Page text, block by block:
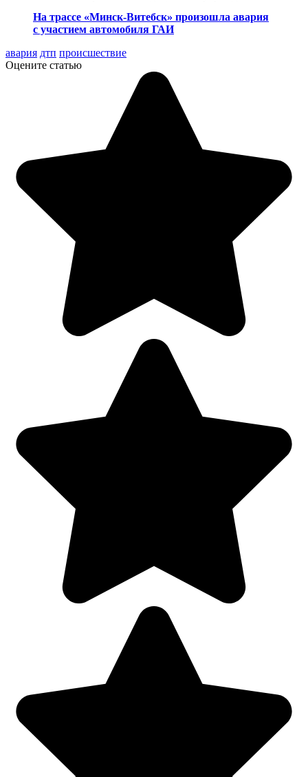
На трассе «Минск-Витебск» произошла авария
с участием автомобиля ГАИ
авария дтп происшествие
Оцените статью